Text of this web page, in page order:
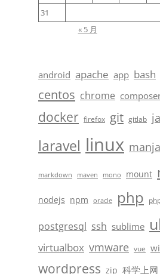
31
« 5 月
android apache app bash
centos chrome
docker firefox git gitlab
laravel linux
markdown maven mono mount
nodejs npm oracle php
postgresql ssh sublime
virtualbox vmware vue
wordpress zip 科学上网